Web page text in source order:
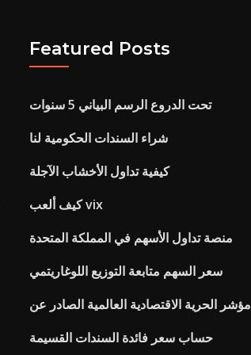
Featured Posts
تحت الدروع الرسم البياني 5 سنوات
شراء السندات الحكومية لنا
كيفية تداول الأخشاب الآجلة
كيف ألعب vix
منصة تداول الأسهم في المملكة المتحدة
سعر السهم متابعة التوزيع اللوغاريتمي
مؤشر الحرية الاقتصادية العالمية الصادر عن
حساب سعر فائدة السندات القسيمة